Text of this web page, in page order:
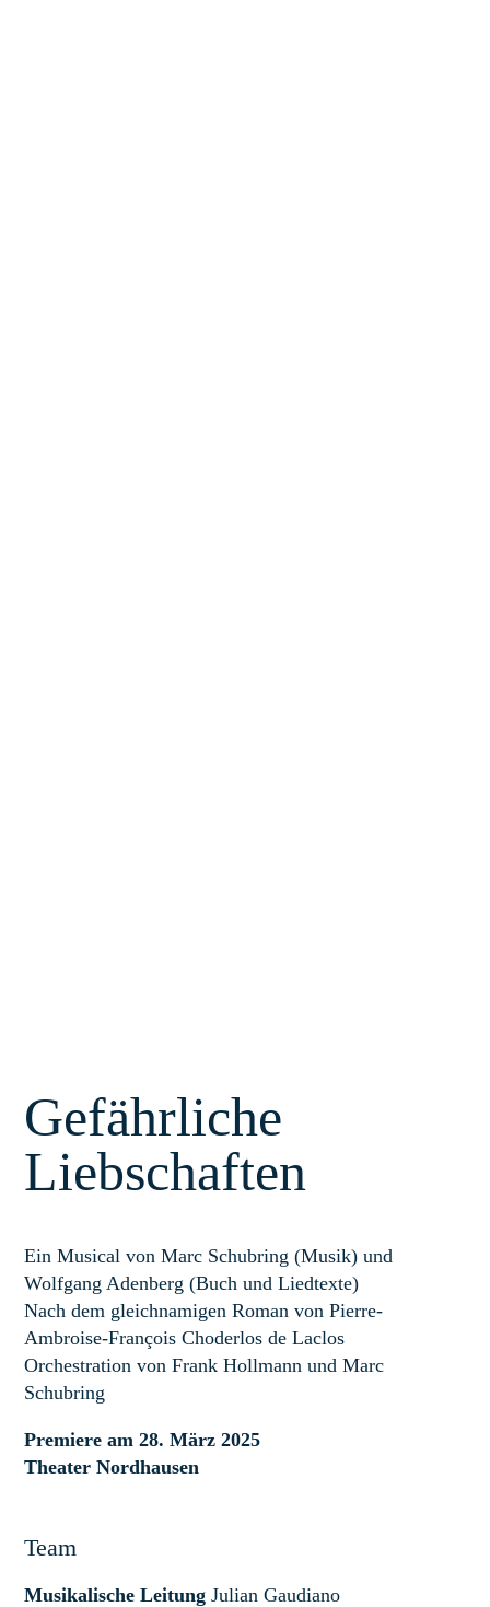
Gefährliche
Liebschaften
Ein Musical von Marc Schubring (Musik) und
Wolfgang Adenberg (Buch und Liedtexte)
Nach dem gleichnamigen Roman von Pierre-
Ambroise-François Choderlos de Laclos
Orchestration von Frank Hollmann und Marc
Schubring
Premiere am 28. März 2025
Theater Nordhausen
Team
Musikalische Leitung Julian Gaudiano